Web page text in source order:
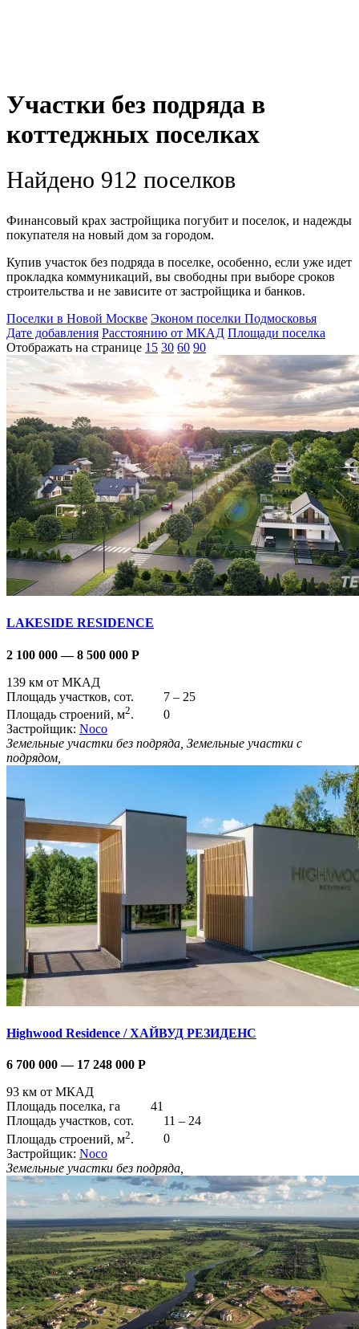
Участки без подряда в
коттеджных поселках
Найдено 912 поселков
Финансовый крах застройщика погубит и поселок, и надежды
покупателя на новый дом за городом.
Купив участок без подряда в поселке, особенно, если уже идет
прокладка коммуникаций, вы свободны при выборе сроков
строительства и не зависите от застройщика и банков.
Поселки в Новой Москве Эконом поселки Подмосковья
Дате добавления Расстоянию от МКАД Площади поселка
Отображать на странице 15 30 60 90
LAKESIDE RESIDENCE
2 100 000 — 8 500 000 Р
139 км от МКАД
Площадь участков, сот.
7 – 25
Площадь строений, м2.
0
Застройщик: Noco
Земельные участки без подряда, Земельные участки с
подрядом,
Highwood Residence / ХАЙВУД РЕЗИДЕНС
6 700 000 — 17 248 000 Р
93 км от МКАД
Площадь поселка, га
41
Площадь участков, сот.
11 – 24
Площадь строений, м2.
0
Застройщик: Noco
Земельные участки без подряда,